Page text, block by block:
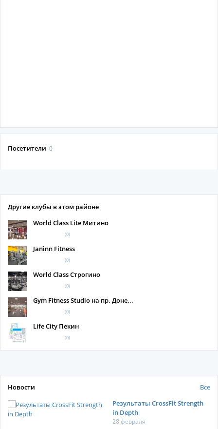
Посетители 0
Другие клубы в этом районе
World Class Lite Митино
(0)
Janinn Fitness
(0)
World Class Строгино
(0)
Gym Fitness Studio на пр. Доне...
(0)
Life City Пекин
(0)
Новости
Все
Результаты CrossFit Strength
in Depth
28 февраля